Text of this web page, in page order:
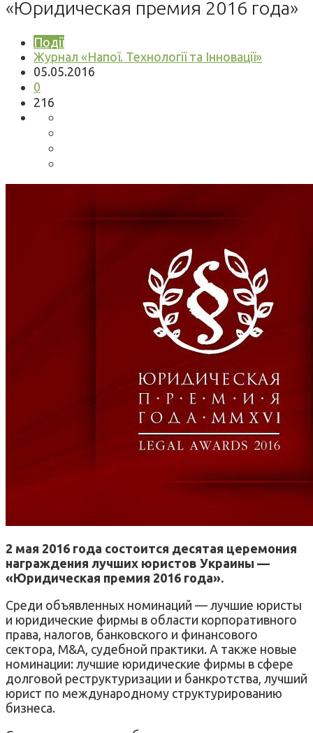
«Юридическая премия 2016 года»
Події
Журнал «Напої. Технології та Інновації»
05.05.2016
0
216
2 мая 2016 года состоится десятая церемония
награждения лучших юристов Украины —
«Юридическая премия 2016 года».
Среди объявленных номинаций — лучшие юристы
и юридические фирмы в области корпоративного
права, налогов, банковского и финансового
сектора, M&A, судебной практики. А также новые
номинации: лучшие юридические фирмы в сфере
долговой реструктуризации и банкротства, лучший
юрист по международному структурированию
бизнеса.